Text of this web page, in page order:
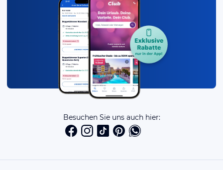
Besuchen Sie uns auch hier: